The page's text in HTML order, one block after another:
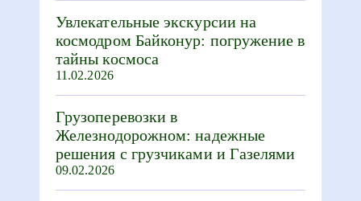
Увлекательные экскурсии на
космодром Байконур: погружение в
тайны космоса
11.02.2026
Грузоперевозки в
Железнодорожном: надежные
решения с грузчиками и Газелями
09.02.2026